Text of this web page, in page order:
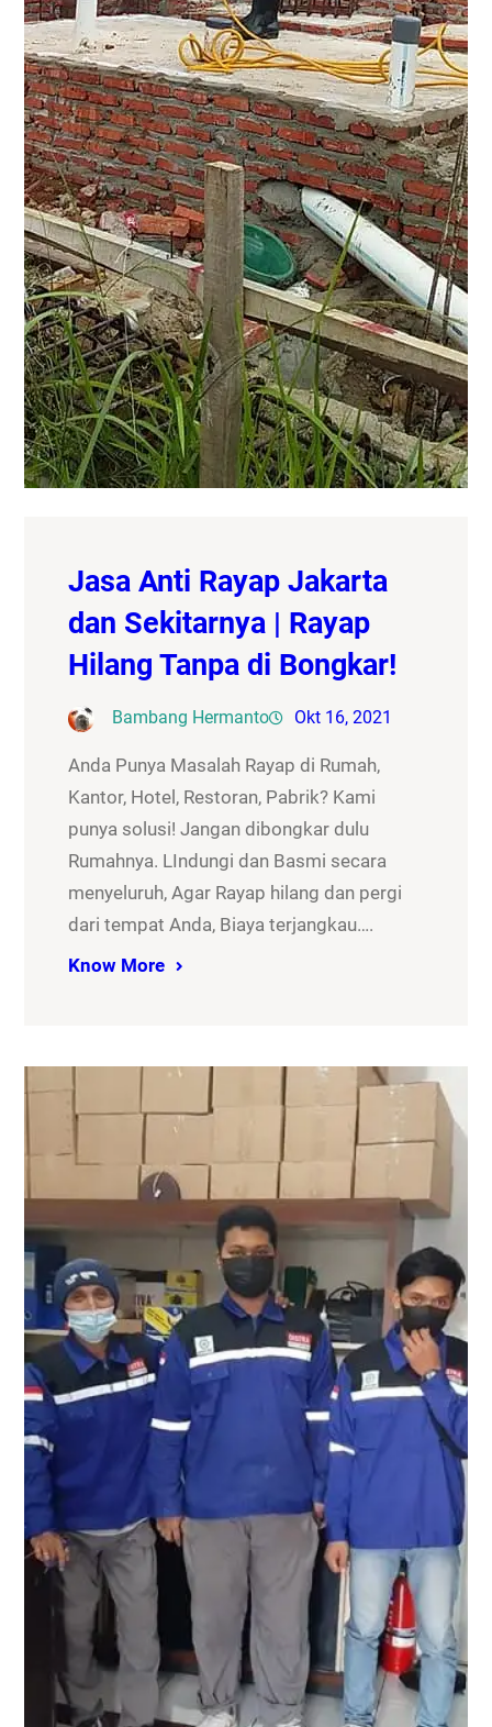
Jasa Anti Rayap Jakarta
dan Sekitarnya | Rayap
Hilang Tanpa di Bongkar!
Bambang Hermanto Okt 16, 2021
Anda Punya Masalah Rayap di Rumah,
Kantor, Hotel, Restoran, Pabrik? Kami
punya solusi! Jangan dibongkar dulu
Rumahnya. LIndungi dan Basmi secara
menyeluruh, Agar Rayap hilang dan pergi
dari tempat Anda, Biaya terjangkau….
Know More